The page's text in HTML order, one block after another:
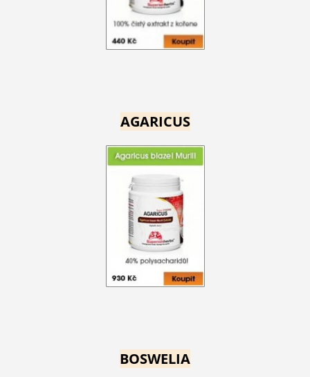
AGARICUS
BOSWELIA